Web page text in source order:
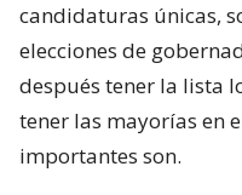
candidaturas únicas,
elecciones de
después tener la lista
tener las mayorías en
importantes son.